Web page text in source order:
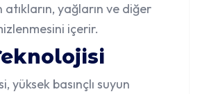
atıkların, yağların ve diğer
içerir.
, yüksek basınçlı suyun